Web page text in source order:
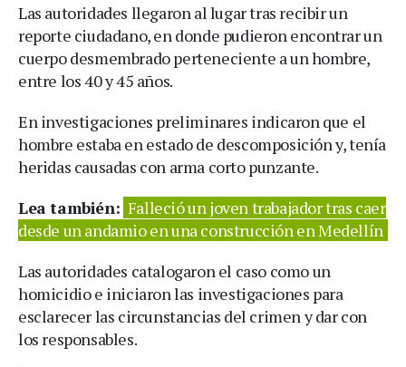
Las autoridades llegaron al lugar tras recibir un
reporte ciudadano, en donde pudieron encontrar un
cuerpo desmembrado perteneciente a un hombre,
entre los 40 y 45 años.
En investigaciones preliminares indicaron que el
hombre estaba en estado de descomposición y, tenía
heridas causadas con arma corto punzante.
Lea también: Falleció un joven trabajador tras caer
desde un andamio en una construcción en Medellín
Las autoridades catalogaron el caso como un
homicidio e iniciaron las investigaciones para
esclarecer las circunstancias del crimen y dar con
los responsables.